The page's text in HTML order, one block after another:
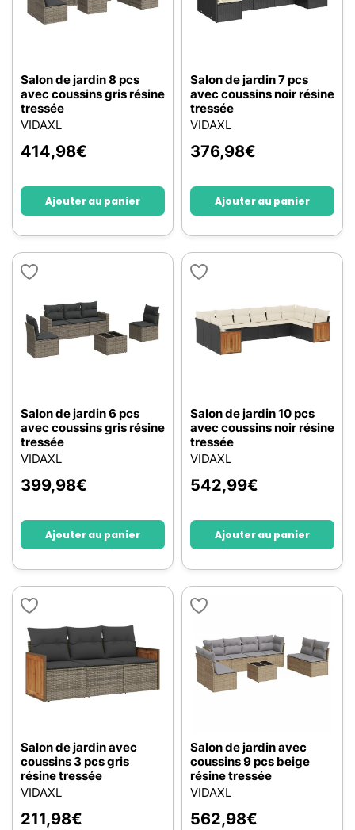
Salon de jardin 8 pcs
avec coussins gris résine
tressée
VIDAXL
414,98€
Ajouter au panier
Salon de jardin 7 pcs
avec coussins noir résine
tressée
VIDAXL
376,98€
Ajouter au panier
Salon de jardin 6 pcs
avec coussins gris résine
tressée
VIDAXL
399,98€
Ajouter au panier
Salon de jardin 10 pcs
avec coussins noir résine
tressée
VIDAXL
542,99€
Ajouter au panier
Salon de jardin avec
coussins 3 pcs gris
résine tressée
VIDAXL
211,98€
Salon de jardin avec
coussins 9 pcs beige
résine tressée
VIDAXL
562,98€